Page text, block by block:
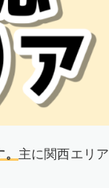
主に関西エリア